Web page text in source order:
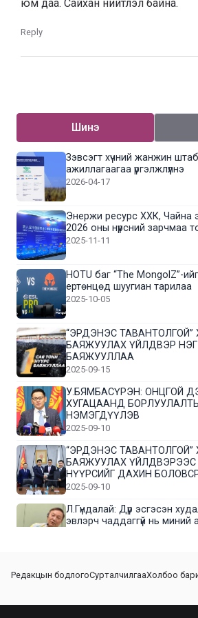
юм даа. Сайхан нийтлэл байна.
Reply
Шинэ
Зэвсэгт хүчний жанжин
ажиллагаагаа үргэлжлүүлнэ
2026-04-17
Энержи ресурс ХХК, Чайна
2026 оны нүүрсний зарчмаа
2025-11-11
HOTU баг “The MongolZ”-
ертөнцөд шуугиан тарилаа
2025-10-05
“ЭРДЭНЭС ТАВАНТОЛГОЙ”
БАЯЖУУЛАХ ҮЙЛДВЭР
БАЯЖУУЛЛАА
2025-09-15
У.БЯМБАСҮРЭН: ОНЦГОЙ
ХУГАЦААНД
НЭМЭГДҮҮЛЭВ
2025-09-10
“ЭРДЭНЭС ТАВАНТОЛГОЙ”
БАЯЖУУЛАХ ҮЙЛДВЭРЭЭС
НҮҮРСИЙГ ДАХИН
2025-09-10
Л.Гүндалай: Дүр эсгэсэн
эвлэрч чаддаггүй нь миний
БАГИЙН ИРГЭДИЙН
2025-09-01
Редакцын бодлогоСурталчилгааХолбоо